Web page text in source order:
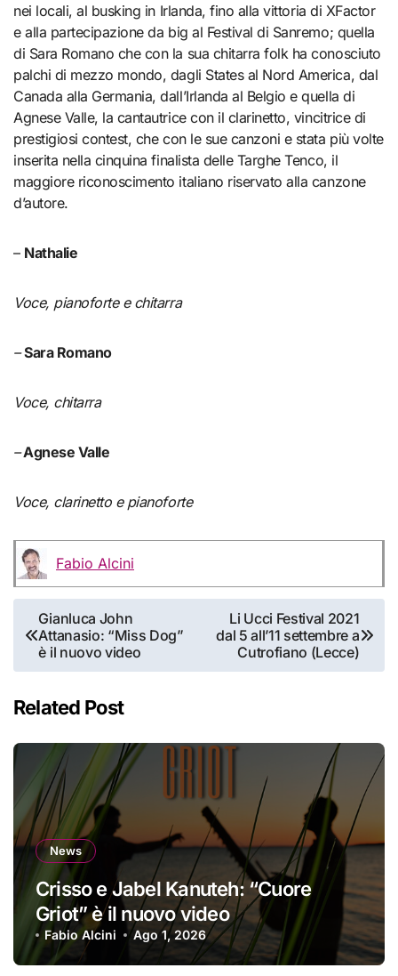
nei locali, al busking in Irlanda, fino alla vittoria di XFactor
e alla partecipazione da big al Festival di Sanremo; quella
di Sara Romano che con la sua chitarra folk ha conosciuto
palchi di mezzo mondo, dagli States al Nord America, dal
Canada alla Germania, dall’Irlanda al Belgio e quella di
Agnese Valle, la cantautrice con il clarinetto, vincitrice di
prestigiosi contest, che con le sue canzoni e stata più volte
inserita nella cinquina finalista delle Targhe Tenco, il
maggiore riconoscimento italiano riservato alla canzone
d’autore.
– Nathalie
Voce, pianoforte e chitarra
–Sara Romano
Voce, chitarra
–Agnese Valle
Voce, clarinetto e pianoforte
Fabio Alcini
Navigazione
articoli
Gianluca John
Attanasio: “Miss Dog”
è il nuovo video
Li Ucci Festival 2021
dal 5 all’11 settembre a
Cutrofiano (Lecce)
Related Post
News
Crisso e Jabel Kanuteh: “Cuore
Griot” è il nuovo video
Fabio Alcini Ago 1, 2026